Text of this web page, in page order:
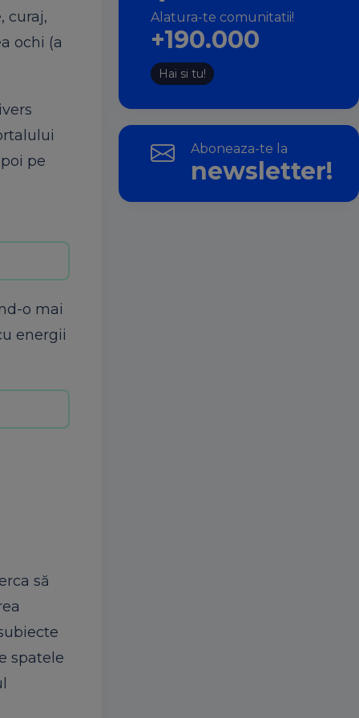
curaj,
ochi (a
pe
o mai
energii
să
spatele
Alatura-te comunitatii!
+190.000
Hai si tu!
Aboneaza-te la
newsletter!